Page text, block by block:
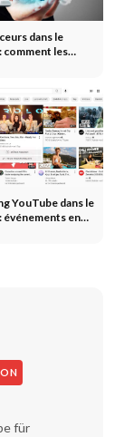
dans le
comment les
YouTube dans le
événements en
für